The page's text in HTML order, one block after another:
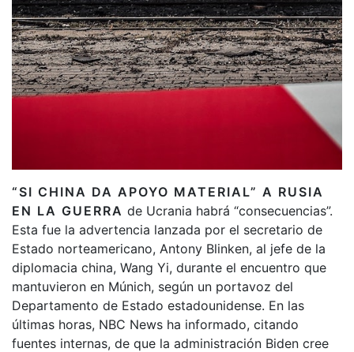
“SI CHINA DA APOYO MATERIAL” A RUSIA
EN LA GUERRA de Ucrania habrá “consecuencias”.
Esta fue la advertencia lanzada por el secretario de
Estado norteamericano, Antony Blinken, al jefe de la
diplomacia china, Wang Yi, durante el encuentro que
mantuvieron en Múnich, según un portavoz del
Departamento de Estado estadounidense. En las
últimas horas, NBC News ha informado, citando
fuentes internas, de que la administración Biden cree